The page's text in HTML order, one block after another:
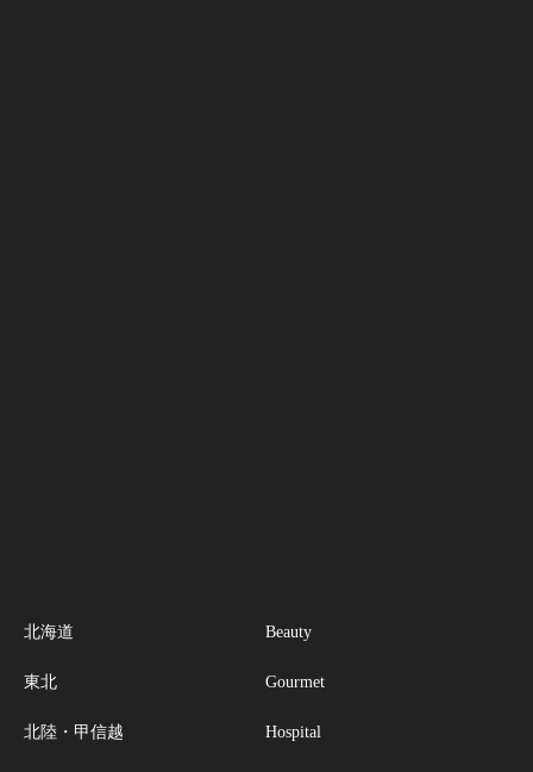
北海道
東北
北陸・甲信越
Beauty
Gourmet
Hospital